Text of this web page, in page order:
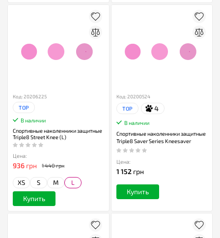
Код: 20206225
TOP
В наличии
Спортивные наколенники защитные
Triple8 Street Knee (L)
Цена:
936 грн 1 440 грн
XS S M L
Купить
Код: 20200524
TOP 4
В наличии
Спортивные наколенники защитные
Triple8 Saver Series Kneesaver
Цена:
1 152грн
Купить